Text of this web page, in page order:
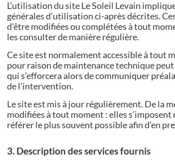
L’utilisation du site Le Soleil Levain
générales d’utilisation ci-après décrites.
d’être modifiées ou complétées à tout
les consulter de manière régulière.
Ce site est normalement accessible à
pour raison de maintenance technique
qui s’efforcera alors de communiquer
de l’intervention.
Le site est mis à jour régulièrement. De la
modifiées à tout moment : elles
référer le plus souvent possible afin d’en
3. Description des services fournis